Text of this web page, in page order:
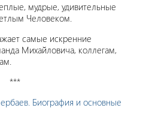
мудрые, удивительные
Человеком.
самые искренние
Михайловича, коллегам,
***
Биография и основные